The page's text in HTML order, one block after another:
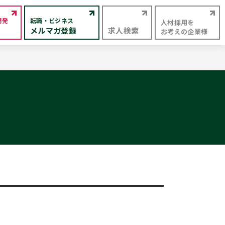
発 転職・ビジネス
メルマガ登録 求人検索
人材採用を
お考えの企業様